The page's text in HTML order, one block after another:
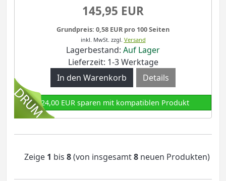
145,95 EUR
Grundpreis: 0,58 EUR pro 100 Seiten
inkl. MwSt. zzgl. Versand
Lagerbestand: Auf Lager
Lieferzeit: 1-3 Werktage
Details
124,00 EUR sparen mit kompatiblen Produkt
Zeige 1 bis 8(von insgesamt8 neuen Produkten)